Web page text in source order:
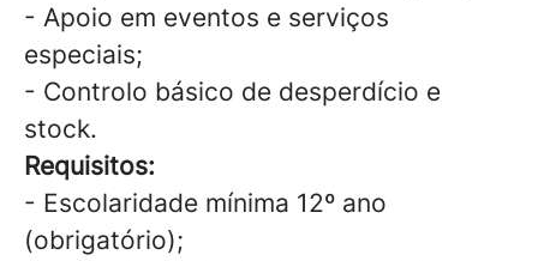
- Apoio em eventos e serviços
especiais;
- Controlo básico de desperdício e
stock.
Requisitos:
- Escolaridade mínima 12º ano
(obrigatório);